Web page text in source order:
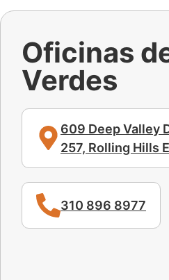
Oficinas
Verdes
609 Deep Valley
257, Rolling Hills
310 896 8977